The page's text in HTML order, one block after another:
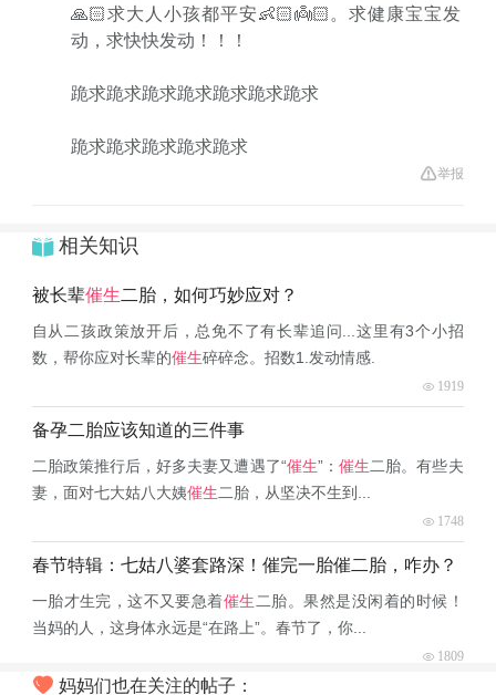
🙏🏻求大人小孩都平安👶🏻👼🏻。求健康宝宝发
动，求快快发动！！！
跪求跪求跪求跪求跪求跪求跪求
跪求跪求跪求跪求跪求
举报
相关知识
被长辈催生二胎，如何巧妙应对？
自从二孩政策放开后，总免不了有长辈追问...这里有3个小招
数，帮你应对长辈的催生碎碎念。招数1.发动情感.
1919
备孕二胎应该知道的三件事
二胎政策推行后，好多夫妻又遭遇了“催生”： 催生二胎。有些夫
妻，面对七大姑八大姨催生二胎，从坚决不生到...
1748
春节特辑：七姑八婆套路深！催完一胎催二胎，咋办？
一胎才生完，这不又要急着催生 二胎。果然是没闲着的时候！
当妈的人，这身体永远是“在路上”。春节了，你...
1809
妈妈们也在关注的帖子：